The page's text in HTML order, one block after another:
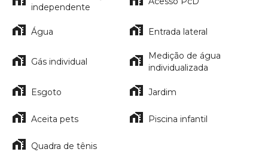
independente
Água Entrada lateral
Gás individual
Medição de água
individualizada
Esgoto Jardim
Aceita pets Piscina infantil
Quadra de tênis